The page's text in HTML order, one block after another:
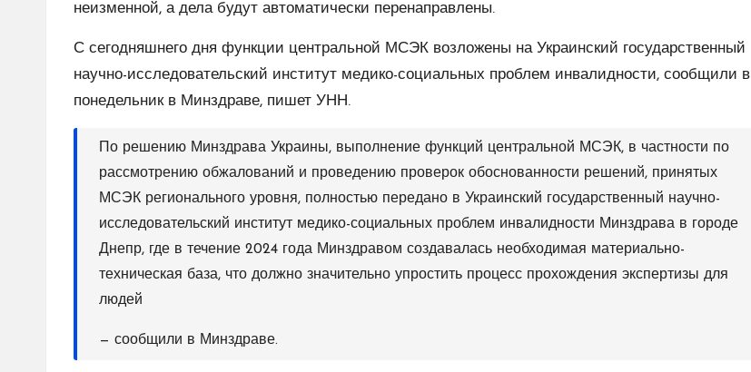
неизменной, а дела будут автоматически перенаправлены.
С сегодняшнего дня функции центральной МСЭК возложены на Украинский государственный
научно-исследовательский институт медико-социальных проблем инвалидности, сообщили в
понедельник в Минздраве, пишет УНН.
По решению Минздрава Украины, выполнение функций центральной МСЭК, в частности по
рассмотрению обжалований и проведению проверок обоснованности решений, принятых
МСЭК регионального уровня, полностью передано в Украинский государственный научно-
исследовательский институт медико-социальных проблем инвалидности Минздрава в городе
Днепр, где в течение 2024 года Минздравом создавалась необходимая материально-
техническая база, что должно значительно упростить процесс прохождения экспертизы для
людей
— сообщили в Минздраве.